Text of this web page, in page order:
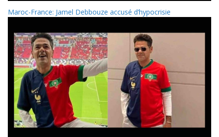
Maroc-France: Jamel Debbouze accusé d’hypocrisie